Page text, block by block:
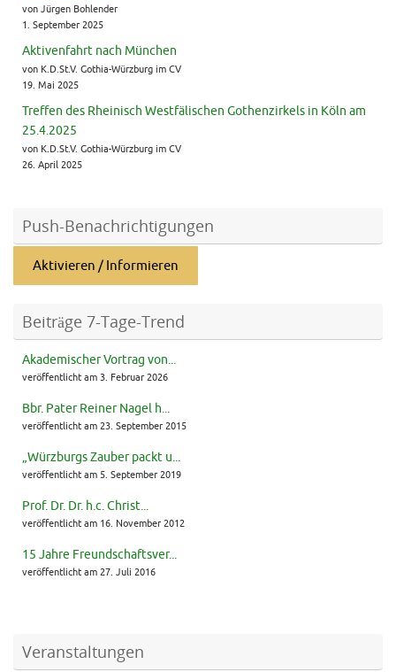
von Jürgen Bohlender
1. September 2025
Aktivenfahrt nach München
von K.D.St.V. Gothia-Würzburg im CV
19. Mai 2025
Treffen des Rheinisch Westfälischen Gothenzirkels in Köln am
25.4.2025
von K.D.St.V. Gothia-Würzburg im CV
26. April 2025
Push-Benachrichtigungen
Aktivieren / Informieren
Beiträge 7-Tage-Trend
Akademischer Vortrag von...
veröffentlicht am 3. Februar 2026
Bbr. Pater Reiner Nagel h...
veröffentlicht am 23. September 2015
„Würzburgs Zauber packt u...
veröffentlicht am 5. September 2019
Prof. Dr. Dr. h.c. Christ...
veröffentlicht am 16. November 2012
15 Jahre Freundschaftsver...
veröffentlicht am 27. Juli 2016
Veranstaltungen